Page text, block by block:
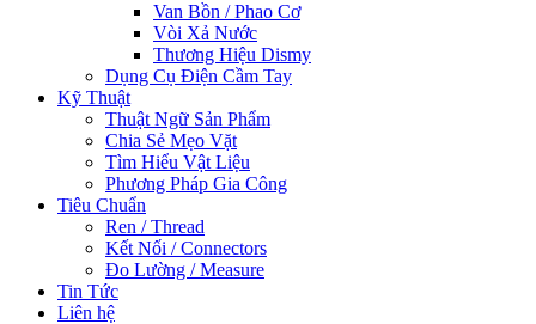
Van Bồn / Phao Cơ
Vòi Xả Nước
Thương Hiệu Dismy
Dụng Cụ Điện Cầm Tay
Kỹ Thuật
Thuật Ngữ Sản Phẩm
Chia Sẻ Mẹo Vặt
Tìm Hiểu Vật Liệu
Phương Pháp Gia Công
Tiêu Chuẩn
Ren / Thread
Kết Nối / Connectors
Đo Lường / Measure
Tin Tức
Liên hệ